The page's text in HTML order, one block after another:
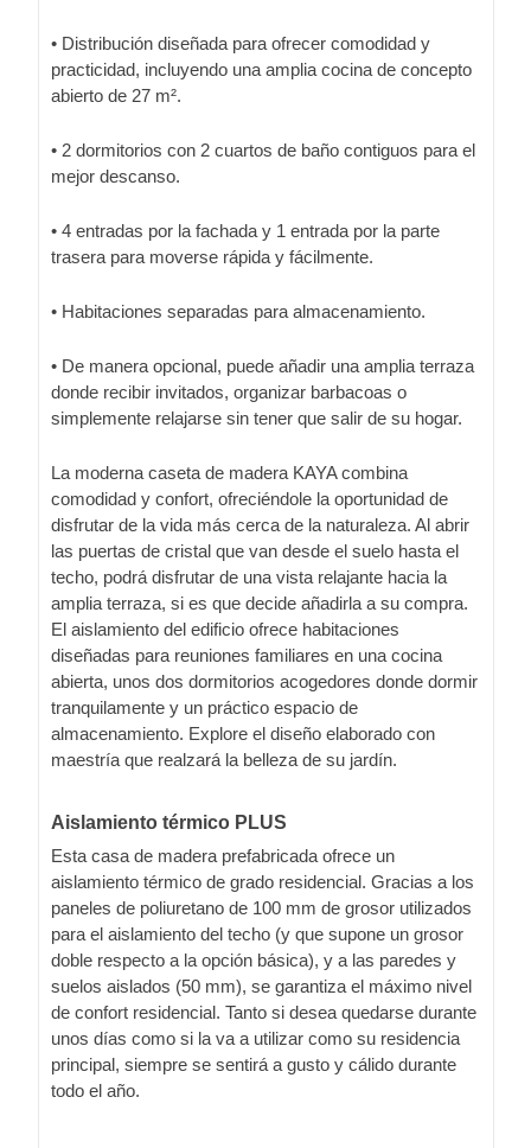
• Distribución diseñada para ofrecer comodidad y
practicidad, incluyendo una amplia cocina de concepto
abierto de 27 m².
• 2 dormitorios con 2 cuartos de baño contiguos para el
mejor descanso.
• 4 entradas por la fachada y 1 entrada por la parte
trasera para moverse rápida y fácilmente.
• Habitaciones separadas para almacenamiento.
• De manera opcional, puede añadir una amplia terraza
donde recibir invitados, organizar barbacoas o
simplemente relajarse sin tener que salir de su hogar.
La moderna caseta de madera KAYA combina
comodidad y confort, ofreciéndole la oportunidad de
disfrutar de la vida más cerca de la naturaleza. Al abrir
las puertas de cristal que van desde el suelo hasta el
techo, podrá disfrutar de una vista relajante hacia la
amplia terraza, si es que decide añadirla a su compra.
El aislamiento del edificio ofrece habitaciones
diseñadas para reuniones familiares en una cocina
abierta, unos dos dormitorios acogedores donde dormir
tranquilamente y un práctico espacio de
almacenamiento. Explore el diseño elaborado con
maestría que realzará la belleza de su jardín.
Aislamiento térmico PLUS
Esta casa de madera prefabricada ofrece un
aislamiento térmico de grado residencial. Gracias a los
paneles de poliuretano de 100 mm de grosor utilizados
para el aislamiento del techo (y que supone un grosor
doble respecto a la opción básica), y a las paredes y
suelos aislados (50 mm), se garantiza el máximo nivel
de confort residencial. Tanto si desea quedarse durante
unos días como si la va a utilizar como su residencia
principal, siempre se sentirá a gusto y cálido durante
todo el año.